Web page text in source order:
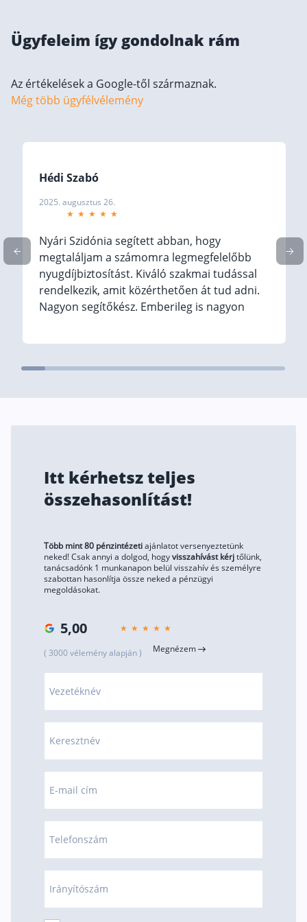
Rólunk
Karrier
Állampapír
Részvény vásárlás
TBSZ számla
Babakötvény kisokos 👶
Lakástakarék
Hitel
Vállalkozói hitel
Lakáshitel
Hitelkiváltás
Vagyonbiztosítások
Casco
Utasbiztosítás
Lakásbiztosítás: válaszok az 50 leggyakoribb
Minősített Fogyasztóbarát Otthonbiztosítás
Ügyfeleim így gondolnak rám
Az értékelések a Google-től származnak.
Még több ügyfélvélemény
Hédi Szabó
2025. augusztus 26.
Nyári Szidónia segített abban, hogy
megtaláljam a számomra legmegfelelőbb
nyugdíjbiztosítást. Kiváló szakmai tudással
rendelkezik, amit közérthetően át tud adni.
Nagyon segítőkész. Emberileg is nagyon
excellent professional knowledge, which
Itt kérhetsz teljes
összehasonlítást!
Több mint 80 pénzintézetiajánlatot versenyeztetünk
neked! Csak annyi a dolgod, hogyvisszahívást kérjtőlünk,
tanácsadónk 1 munkanapon belül visszahív és személyre
szabottan hasonlítja össze neked a pénzügyi
megoldásokat.
5,00
( 3000 vélemény alapján ) Megnézem
Vezetéknév
Keresztnév
E-mail cím
Telefonszám
Irányítószám